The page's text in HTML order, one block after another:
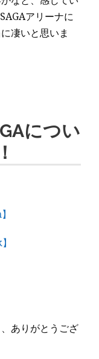
アリーナに
凄いと思いま
につい
ありがとうござ